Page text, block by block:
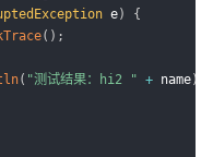
e)
{
( ) ;
( "测试结果：hi2 " + name)